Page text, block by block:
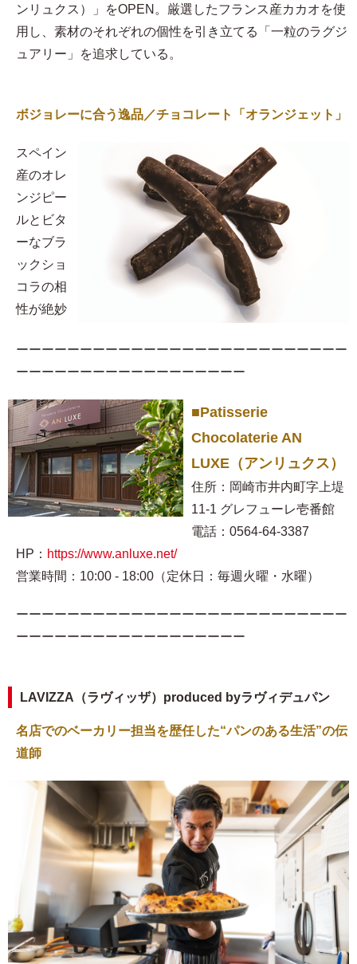
ンリュクス）」をOPEN。厳選したフランス産カカオを使
用し、素材のそれぞれの個性を引き立てる「一粒のラグジ
ュアリー」を追求している。
ボジョレーに合う逸品／チョコレート「オランジェット」
スペイン
産のオレ
ンジピー
ルとビタ
ーなブラ
ックショ
コラの相
性が絶妙
ーーーーーーーーーーーーーーーーーーーーーーーーーー
ーーーーーーーーーーーーーーーーーー
■Patisserie
Chocolaterie AN
LUXE（アンリュクス）
住所：岡崎市井内町字上堤
11-1 グレフューレ壱番館
電話：0564-64-3387
HP： https://www.anluxe.net/
営業時間：10:00 - 18:00（定休日：毎週火曜・水曜）
ーーーーーーーーーーーーーーーーーーーーーーーーーー
ーーーーーーーーーーーーーーーーーー
LAVIZZA（ラヴィッザ）produced byラヴィデュパン
名店でのベーカリー担当を歴任した“パンのある生活”の伝
道師